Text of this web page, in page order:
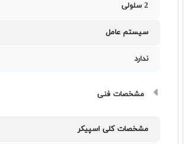
2 سلولی
سیستم عامل
ندارد
مشخصات فنی
مشخصات کلی اسپیکر